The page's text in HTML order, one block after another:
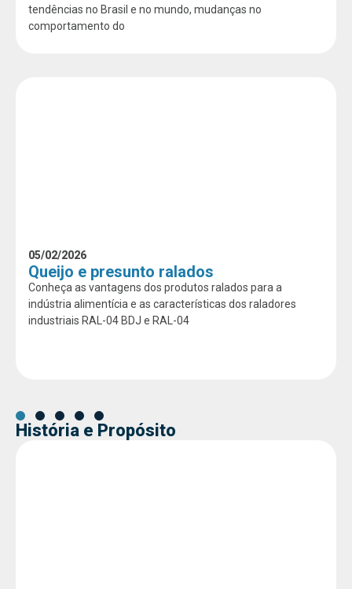
tendências no Brasil e no mundo, mudanças no
comportamento do
05/02/2026
Queijo e presunto ralados
Conheça as vantagens dos produtos ralados para a
indústria alimentícia e as características dos raladores
industriais RAL-04 BDJ e RAL-04
História e Propósito